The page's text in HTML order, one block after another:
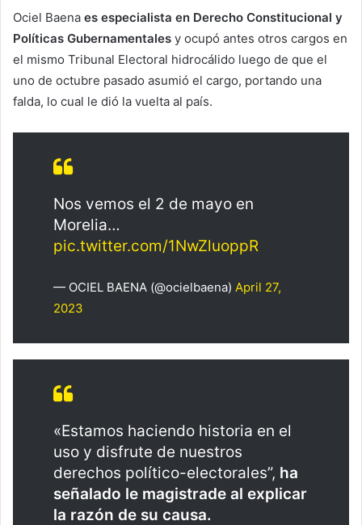
Ociel Baena es especialista en Derecho Constitucional y
Políticas Gubernamentales y ocupó antes otros cargos en
el mismo Tribunal Electoral hidrocálido luego de que el
uno de octubre pasado asumió el cargo, portando una
falda, lo cual le dió la vuelta al país.
Nos vemos el 2 de mayo en
Morelia…
pic.twitter.com/1NwZluoppR
— OCIEL BAENA (@ocielbaena) April 27,
2023
«Estamos haciendo historia en el
uso y disfrute de nuestros
derechos político-electorales”, ha
señalado le magistrade al explicar
la razón de su causa.